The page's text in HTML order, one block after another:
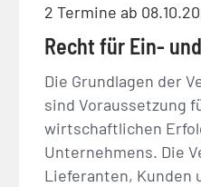
2 Termine ab
Recht für Ein-
Die Grundlagen der
sind Voraussetzung
wirtschaftlichen
Unternehmens. Die
Lieferanten, Kunden